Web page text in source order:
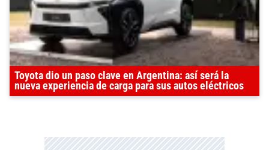
Toyota dio un paso clave en Argentina: así será la
nueva experiencia de carga para sus autos eléctricos